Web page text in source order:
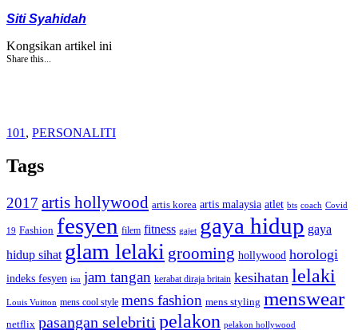
Siti Syahidah
Kongsikan artikel ini
Share this...
101 , PERSONALITI
Tags
2017 artis hollywood artis korea artis malaysia atlet bts coach Covid
19 Fashion fesyen filem fitness gajet gaya hidup gaya
hidup sihat glam lelaki grooming hollywood horologi
indeks fesyen isu jam tangan kerabat diraja britain kesihatan lelaki
Louis Vuitton mens cool style mens fashion mens styling menswear
netflix pasangan selebriti pelakon pelakon hollywood